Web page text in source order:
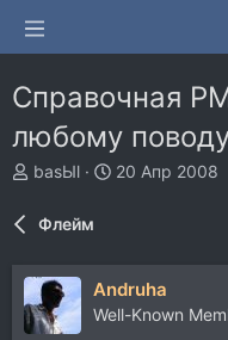
Справочная
любому
А
р
т
е
м
basЫl
Д
н
а
ч
20 Апр 2008
Флейм
Andruha
Well-Known